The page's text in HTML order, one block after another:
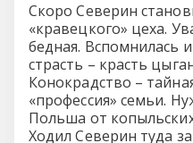
Скоро Северин
«кравецкого» цеха.
бедная. Вспомнилась
страсть – красть
Конокрадство –
«профессия» семьи.
Польша от
Ходил Северин туда